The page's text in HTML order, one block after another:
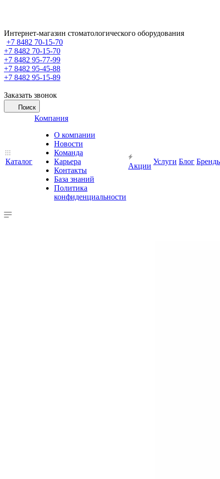
Интернет-магазин стоматологического оборудования
+7 8482 70-15-70
+7 8482 70-15-70
+7 8482 95-77-99
+7 8482 95-45-88
+7 8482 95-15-89
Заказать звонок
Поиск
Каталог
Компания
О компании
Новости
Команда
Карьера
Контакты
База знаний
Политика
конфиденциальности
Акции
Услуги Блог